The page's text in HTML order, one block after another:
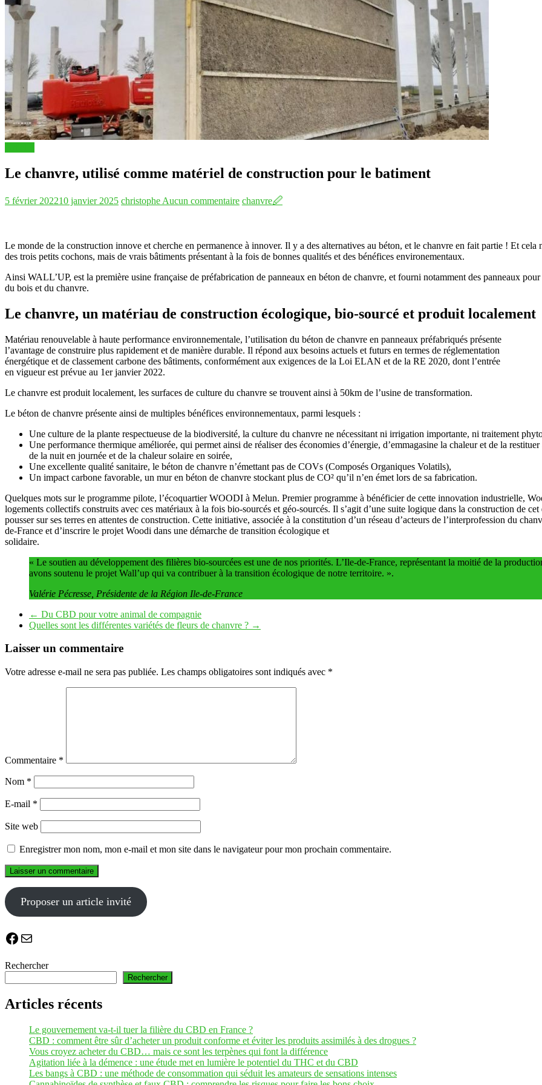
Le chanvre, utilisé comme matériel de construction pour le batiment
5 février 202210 janvier 2025 christophe Aucun commentaire chanvre🖉
Le monde de la construction innove et cherche en permanence à innover. Il y a des alternatives au béton, et le chanvre en fait partie ! Et cela
des trois petits cochons, mais de vrais bâtiments présentant à la fois de bonnes qualités et des bénéfices environementaux.
Ainsi WALL’UP, est la première usine française de préfabrication de panneaux en béton de chanvre, et fourni notamment des panneaux
du bois et du chanvre.
Le chanvre, un matériau de construction écologique, bio-sourcé et produit localement
Matériau renouvelable à haute performance environnementale, l’utilisation du béton de chanvre en panneaux préfabriqués présente
l’avantage de construire plus rapidement et de manière durable. Il répond aux besoins actuels et futurs en termes de réglementation
énergétique et de classement carbone des bâtiments, conformément aux exigences de la Loi ELAN et de la RE 2020, dont l’entrée
en vigueur est prévue au 1er janvier 2022.
Le chanvre est produit localement, les surfaces de culture du chanvre se trouvent ainsi à 50km de l’usine de transformation.
Le béton de chanvre présente ainsi de multiples bénéfices environnementaux, parmi lesquels :
Une culture de la plante respectueuse de la biodiversité, la culture du chanvre ne nécessitant ni irrigation importante, ni traitement
Une performance thermique améliorée, qui permet ainsi de réaliser des économies d’énergie, d’emmagasine la chaleur et de la
de la nuit en journée et de la chaleur solaire en soirée,
Une excellente qualité sanitaire, le béton de chanvre n’émettant pas de COVs (Composés Organiques Volatils),
Un impact carbone favorable, un mur en béton de chanvre stockant plus de CO² qu’il n’en émet lors de sa fabrication.
Quelques mots sur le programme pilote, l’écoquartier WOODI à Melun. Premier programme à bénéficier de cette innovation industrielle,
logements collectifs construits avec ces matériaux à la fois bio-sourcés et géo-sourcés. Il s’agit d’une suite logique dans la construction de
pousser sur ses terres en attentes de construction. Cette initiative, associée à la constitution d’un réseau d’acteurs de l’interprofession du
de-France et d’inscrire le projet Woodi dans une démarche de transition écologique et
solidaire.
« Le soutien au développement des filières bio-sourcées est une de nos priorités. L’Ile-de-France, représentant la moitié de la
avons soutenu le projet Wall’up qui va contribuer à la transition écologique de notre territoire. ».
Valérie Pécresse, Présidente de la Région Ile-de-France
← Du CBD pour votre animal de compagnie
Quelles sont les différentes variétés de fleurs de chanvre ? →
Laisser un commentaire
Votre adresse e-mail ne sera pas publiée. Les champs obligatoires sont indiqués avec *
Commentaire *
Nom *
E-mail *
Site web
Enregistrer mon nom, mon e-mail et mon site dans le navigateur pour mon prochain commentaire.
Proposer un article invité
Facebook
E-mail
Rechercher
Rechercher
Articles récents
Le gouvernement va-t-il tuer la filière du CBD en France ?
CBD : comment être sûr d’acheter un produit conforme et éviter les produits assimilés à des drogues ?
Vous croyez acheter du CBD… mais ce sont les terpènes qui font la différence
Agitation liée à la démence : une étude met en lumière le potentiel du THC et du CBD
Les bangs à CBD : une méthode de consommation qui séduit les amateurs de sensations intenses